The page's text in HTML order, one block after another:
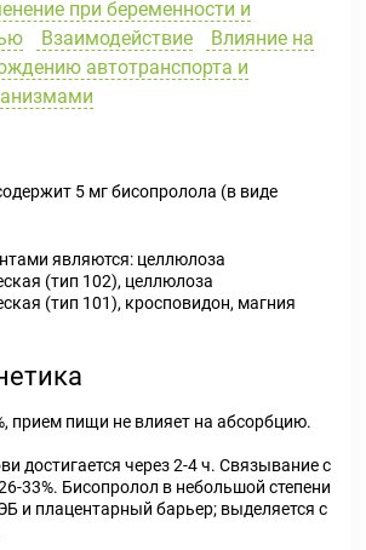
при беременности и
Взаимодействие
Влияние на
автотранспорта и
5 мг бисопролола (в виде
являются: целлюлоза
(тип 102), целлюлоза
(тип 101), кросповидон, магния
прием пищи не влияет на абсорбцию.
достигается через 2-4 ч. Связывание с
33%. Бисопролол в небольшой степени
и плацентарный барьер; выделяется с